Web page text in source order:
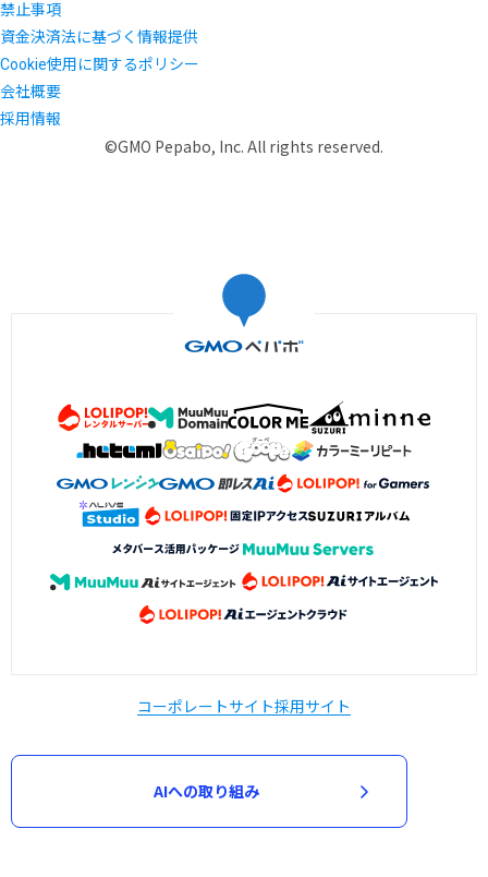
禁止事項
資金決済法に基づく情報提供
Cookie使用に関するポリシー
会社概要
採用情報
©GMO Pepabo, Inc. All rights reserved.
コーポレートサイト採用サイト
AIへの取り組み